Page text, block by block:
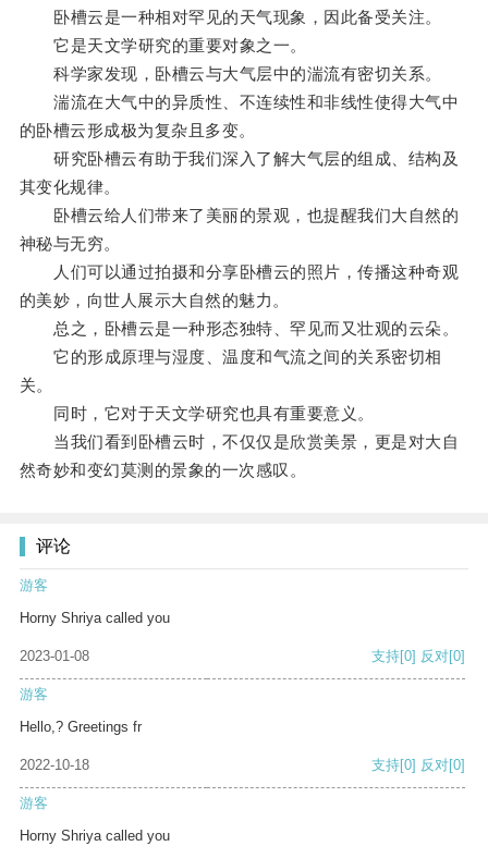
卧槽云是一种相对罕见的天气现象，因此备受关注。
它是天文学研究的重要对象之一。
科学家发现，卧槽云与大气层中的湍流有密切关系。
湍流在大气中的异质性、不连续性和非线性使得大气中
的卧槽云形成极为复杂且多变。
研究卧槽云有助于我们深入了解大气层的组成、结构及
其变化规律。
卧槽云给人们带来了美丽的景观，也提醒我们大自然的
神秘与无穷。
人们可以通过拍摄和分享卧槽云的照片，传播这种奇观
的美妙，向世人展示大自然的魅力。
总之，卧槽云是一种形态独特、罕见而又壮观的云朵。
它的形成原理与湿度、温度和气流之间的关系密切相
关。
同时，它对于天文学研究也具有重要意义。
当我们看到卧槽云时，不仅仅是欣赏美景，更是对大自
然奇妙和变幻莫测的景象的一次感叹。
评论
游客
Horny Shriya called you
2023-01-08 支持[0] 反对[0]
游客
Hello,? Greetings fr
2022-10-18 支持[0] 反对[0]
游客
Horny Shriya called you